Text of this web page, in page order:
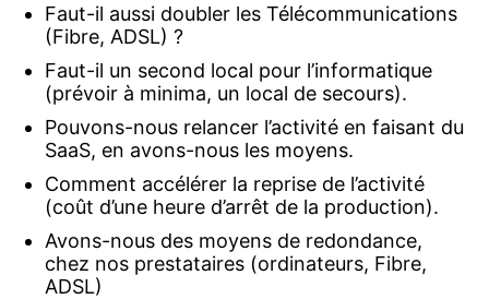
Faut-il aussi doubler les Télécommunications
(Fibre, ADSL) ?
Faut-il un second local pour l’informatique
(prévoir à minima, un local de secours).
Pouvons-nous relancer l’activité en faisant du
SaaS, en avons-nous les moyens.
Comment accélérer la reprise de l’activité
(coût d’une heure d’arrêt de la production).
Avons-nous des moyens de redondance,
chez nos prestataires (ordinateurs, Fibre,
ADSL)